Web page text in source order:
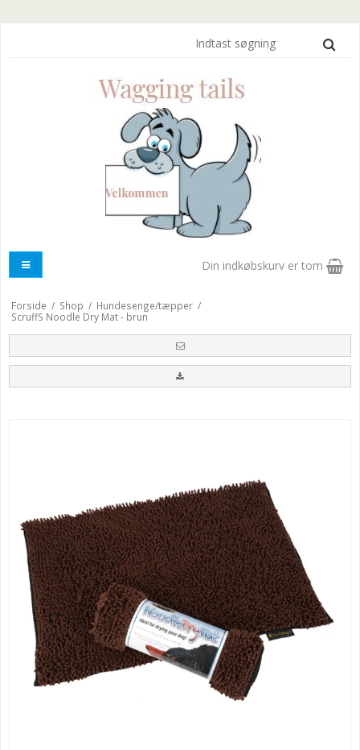
Din indkøbskurv er tom
Forside / Shop / Hundesenge/tæpper /
ScruffS Noodle Dry Mat - brun